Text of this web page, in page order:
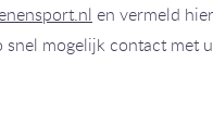
en vermeld
mogelijk contact met